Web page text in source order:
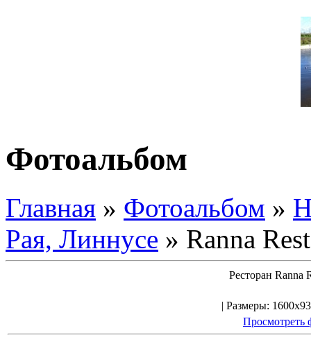
Фотоальбом
Главная » Фотоальбом »
Рая, Линнусе » Ranna
Ресторан Ranna
| Размеры:
Просмотреть